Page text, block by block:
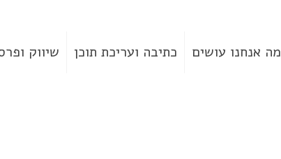
מה אנחנו עושים כתיבה ועריכת תוכן שיווק